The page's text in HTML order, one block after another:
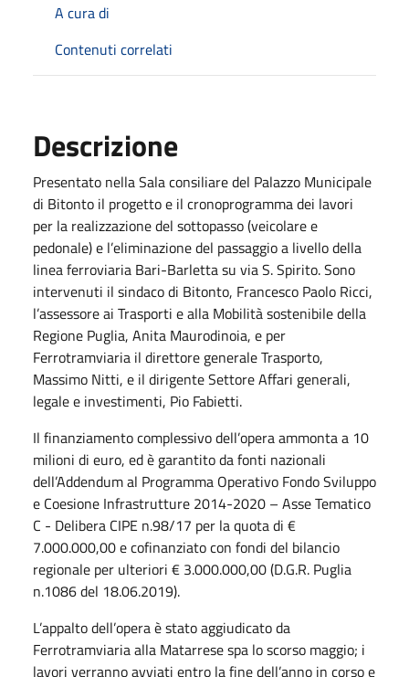
A cura di
Contenuti correlati
Descrizione
Presentato nella Sala consiliare del Palazzo Municipale
di Bitonto il progetto e il cronoprogramma dei lavori
per la realizzazione del sottopasso (veicolare e
pedonale) e l’eliminazione del passaggio a livello della
linea ferroviaria Bari-Barletta su via S. Spirito. Sono
intervenuti il sindaco di Bitonto, Francesco Paolo Ricci,
l’assessore ai Trasporti e alla Mobilità sostenibile della
Regione Puglia, Anita Maurodinoia, e per
Ferrotramviaria il direttore generale Trasporto,
Massimo Nitti, e il dirigente Settore Affari generali,
legale e investimenti, Pio Fabietti.
Il finanziamento complessivo dell’opera ammonta a 10
milioni di euro, ed è garantito da fonti nazionali
dell’Addendum al Programma Operativo Fondo Sviluppo
e Coesione Infrastrutture 2014-2020 – Asse Tematico
C - Delibera CIPE n.98/17 per la quota di €
7.000.000,00 e cofinanziato con fondi del bilancio
regionale per ulteriori € 3.000.000,00 (D.G.R. Puglia
n.1086 del 18.06.2019).
L’appalto dell’opera è stato aggiudicato da
Ferrotramviaria alla Matarrese spa lo scorso maggio; i
lavori verranno avviati entro la fine dell’anno in corso e